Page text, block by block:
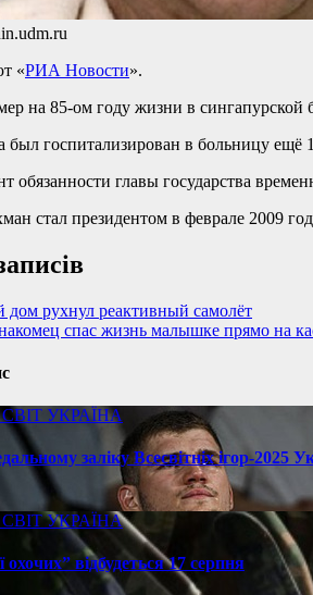
«РИА Новости».
на 85-ом году жизни в сингапурской
был госпитализирован в больницу
обязанности главы государства
стал президентом в феврале 2009
рухнул реактивный самолёт
спас жизнь малышке прямо на
СВІТ УКРАЇНА
заліку Всесвітніх ігор-2025
СВІТУКРАЇНА
охочих” відбудеться 17 серпня